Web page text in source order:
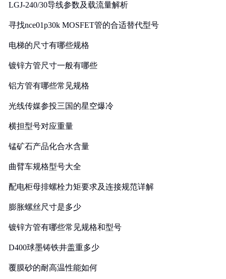
LGJ-240/30导线参数及载流量解析
寻找nce01p30k MOSFET管的合适替代型号
电梯的尺寸有哪些规格
镀锌方管尺寸一般有哪些
铝方管有哪些常见规格
光线传媒参投三国的星空爆冷
横担型号对应重量
锰矿石产品化合水含量
曲臂车规格型号大全
配电柜母排螺栓力矩要求及连接规范详解
膨胀螺丝尺寸是多少
镀锌方管有哪些常见规格和型号
D400球墨铸铁井盖重多少
覆膜砂的耐高温性能如何